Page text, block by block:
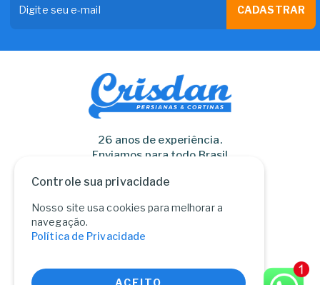
CADASTRAR
26 anos de experiência.
Enviamos para todo Brasil
Persianas Crisdan Ltda.
CEP: 89082-253
Controle sua privacidade
Nosso site usa cookies para melhorar a
navegação.
Política de Privacidade
ACEITO